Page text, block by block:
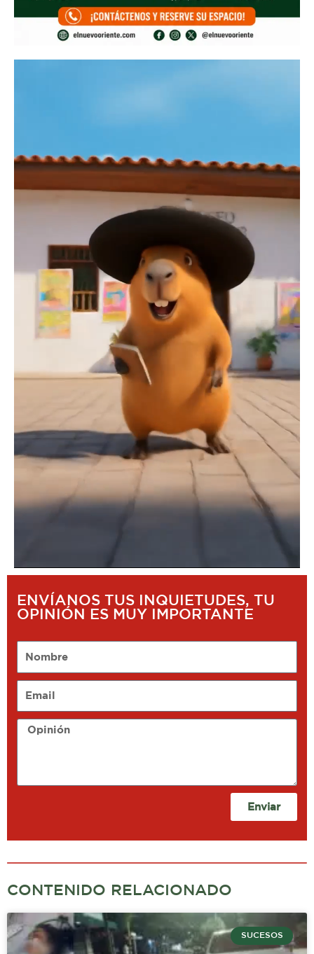
ENVÍANOS TUS INQUIETUDES, TU
OPINIÓN ES MUY IMPORTANTE
Opinión
Enviar
CONTENIDO RELACIONADO
SUCESOS